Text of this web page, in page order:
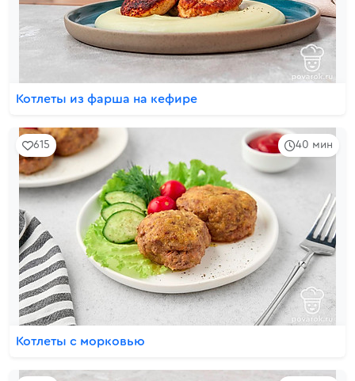
Котлеты из фарша на кефире
40 мин
615
Котлеты с морковью